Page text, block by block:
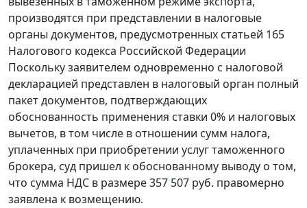
производятся при представлении в налоговые
органы документов, предусмотренных статьей 165
Налогового кодекса Российской Федерации
Поскольку заявителем одновременно с налоговой
декларацией представлен в налоговый орган полный
пакет документов, подтверждающих
обоснованность применения ставки 0% и налоговых
вычетов, в том числе в отношении сумм налога,
уплаченных при приобретении услуг таможенного
брокера, суд пришел к обоснованному выводу о том,
что сумма НДС в размере 357 507 руб. правомерно
заявлена к возмещению.